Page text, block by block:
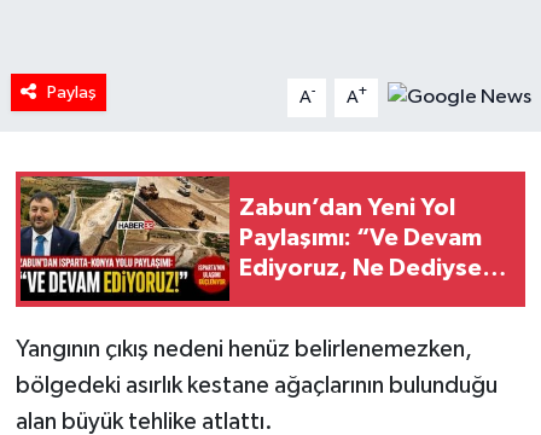
Paylaş A- A+
Zabun’dan Yeni Yol
Paylaşımı: “Ve Devam
Ediyoruz, Ne Dediysek
Yangının çıkış nedeni henüz belirlenemezken,
bölgedeki asırlık kestane ağaçlarının bulunduğu
alan büyük tehlike atlattı.
POLİTİKA
SAĞLIK
Spor
Tarihi Yapılarımız
Teknoloji